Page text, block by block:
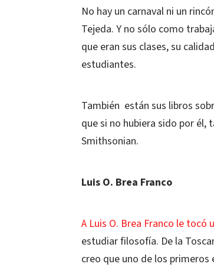
No hay un carnaval ni un
Tejeda. Y no sólo como
que eran sus clases, su
estudiantes.
También están sus libros
que si no hubiera sido por él,
Smithsonian.
Luis O. Brea Franco
A Luis O. Brea Franco le tocó
estudiar filosofía. De la
creo que uno de los